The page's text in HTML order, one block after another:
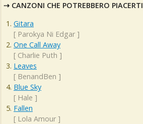
CANZONI CHE POTREBBERO PIACERTI
Gitara
[ Parokya Ni Edgar ]
One Call Away
[ Charlie Puth ]
Leaves
[ BenandBen ]
Blue Sky
[ Hale ]
Fallen
[ Lola Amour ]